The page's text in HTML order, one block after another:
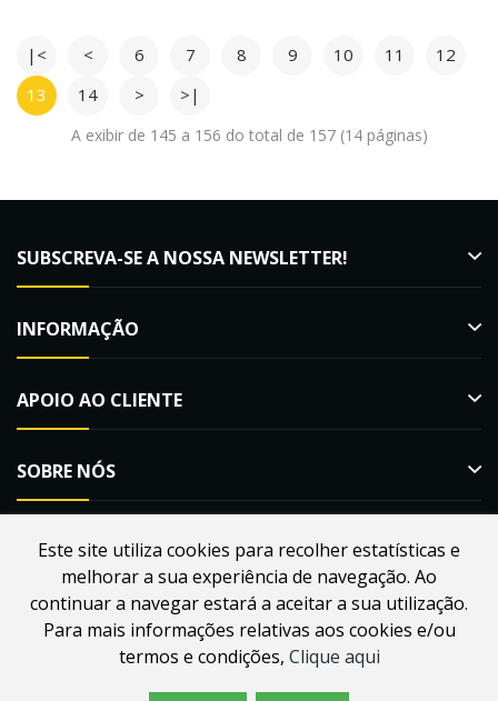
|< < 6 7 8 9 10 11
12
13
14 > >|
A exibir de 145 a 156 do total de 157 (14 páginas)
Este site utiliza cookies para recolher estatísticas e
melhorar a sua experiência de navegação. Ao
continuar a navegar estará a aceitar a sua utilização.
Para mais informações relativas aos cookies e/ou
termos e condições, Clique aqui
SUBSCREVA-SE A NOSSA NEWSLETTER!
INFORMAÇÃO
APOIO AO CLIENTE
SOBRE NÓS
Desenvolvido porWebdouro. Loja Online para Apicultores |
MacMel Apicultura © 2026